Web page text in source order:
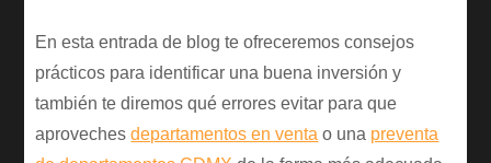
En esta entrada de blog te ofreceremos consejos
prácticos para identificar una buena inversión y
también te diremos qué errores evitar para que
aprovechesdepartamentos en venta o una preventa